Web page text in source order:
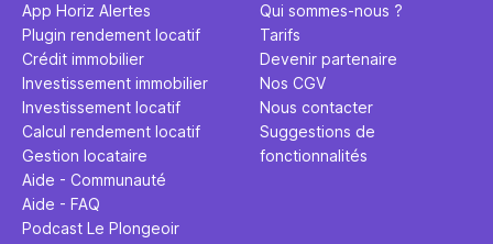
App Horiz Alertes
Plugin rendement locatif
Crédit immobilier
Investissement immobilier
Investissement locatif
Calcul rendement locatif
Gestion locataire
Aide - Communauté
Aide - FAQ
Podcast Le Plongeoir
Qui sommes-nous ?
Tarifs
Devenir partenaire
Nos CGV
Nous contacter
Suggestions de
fonctionnalités